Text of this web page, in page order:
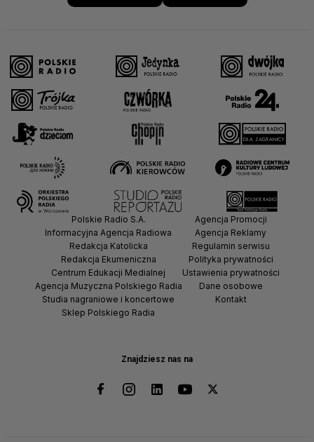
Znajdziesz nas na
Polskie Radio S.A.
Informacyjna Agencja Radiowa
Redakcja Katolicka
Redakcja Ekumeniczna
Centrum Edukacji Medialnej
Agencja Muzyczna Polskiego Radia
Studia nagraniowe i koncertowe
Sklep Polskiego Radia
Agencja Promocji
Agencja Reklamy
Regulamin serwisu
Polityka prywatności
Ustawienia prywatności
Dane osobowe
Kontakt